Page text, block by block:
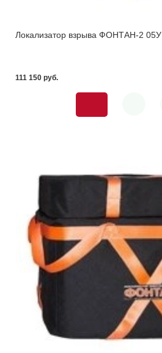
Локализатор взрыва ФОНТАН-2 05У
111 150 pуб.